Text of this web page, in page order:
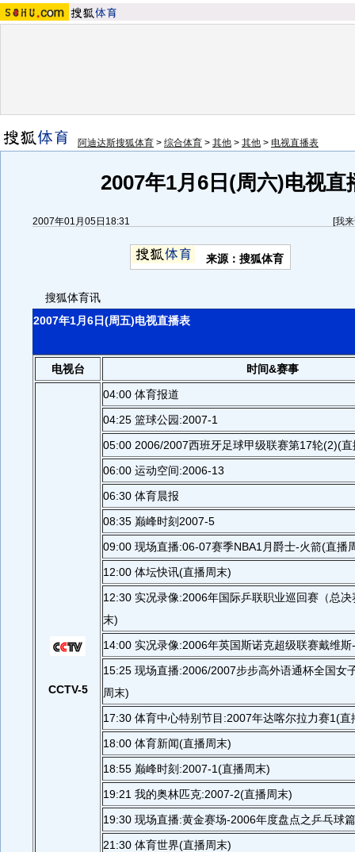
阿迪达斯搜狐体育 > 综合体育 > 其他 > 其他 > 电视直播表
2007年1月6日(周六)电视直
2007年01月05日18:31 [我
来源：搜狐体育
搜狐体育讯
2007年1月6日(周五)电视直播表
电视台 时间&赛事
CCTV-5
04:00 体育报道
04:25 篮球公园:2007-1
05:00 2006/2007西班牙足球甲级联赛第17轮(2)(
06:00 运动空间:2006-13
06:30 体育晨报
08:35 巅峰时刻2007-5
09:00 现场直播:06-07赛季NBA1月爵士-火箭(直播
12:00 体坛快讯(直播周末)
12:30 实况录像:2006年国际乒联职业巡回赛（总
末)
14:00 实况录像:2006年英国斯诺克超级联赛戴维
15:25 现场直播:2006/2007步步高外语通杯全国女
周末)
17:30 体育中心特别节目:2007年达喀尔拉力赛1(直
18:00 体育新闻(直播周末)
18:55 巅峰时刻:2007-1(直播周末)
19:21 我的奥林匹克:2007-2(直播周末)
19:30 现场直播:黄金赛场-2006年度盘点之乒乓球
21:30 体育世界(直播周末)